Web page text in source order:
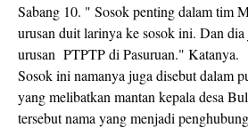
Sabang 10. " Sosok penting dalam tim
urusan duit larinya ke sosok ini. Dan
urusan PTPTP di Pasuruan." Katanya.
Sosok ini namanya juga disebut dalam
yang melibatkan mantan kepala desa
tersebut nama yang menjadi